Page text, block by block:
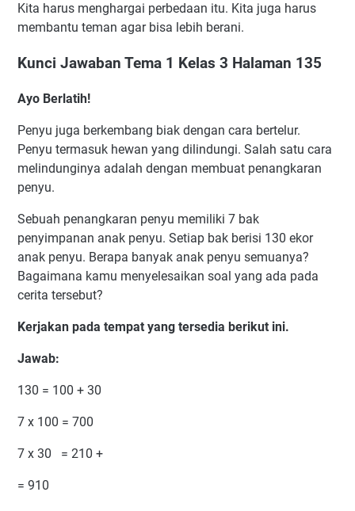
Kita harus menghargai perbedaan itu. Kita juga harus
membantu teman agar bisa lebih berani.
Kunci Jawaban Tema 1 Kelas 3 Halaman 135
Ayo Berlatih!
Penyu juga berkembang biak dengan cara bertelur.
Penyu termasuk hewan yang dilindungi. Salah satu cara
melindunginya adalah dengan membuat penangkaran
penyu.
Sebuah penangkaran penyu memiliki 7 bak
penyimpanan anak penyu. Setiap bak berisi 130 ekor
anak penyu. Berapa banyak anak penyu semuanya?
Bagaimana kamu menyelesaikan soal yang ada pada
cerita tersebut?
Kerjakan pada tempat yang tersedia berikut ini.
Jawab:
130 = 100 + 30
7 x 100 = 700
7 x 30 = 210 +
= 910